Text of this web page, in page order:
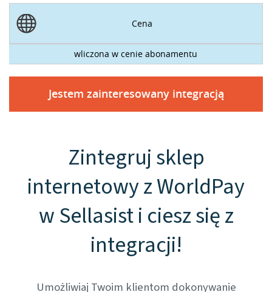
Cena
wliczona w cenie abonamentu
Jestem zainteresowany integracją
Zintegruj sklep
internetowy z WorldPay
w Sellasist i ciesz się z
integracji!
Umożliwiaj Twoim klientom dokonywanie